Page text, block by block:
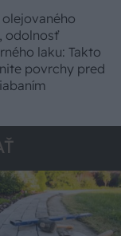
olejovaného
odolnosť
laku: Takto
povrchy pred